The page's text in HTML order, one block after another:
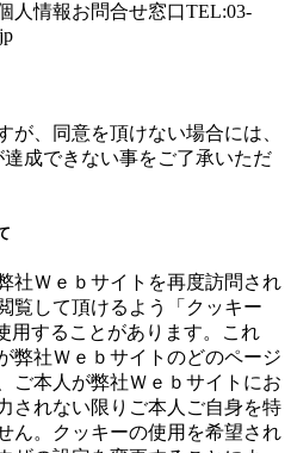
情報お問合せ窓口TEL:03-
が、同意を頂けない場合には、
成できない事をご了承いただ
社Ｗｅｂサイトを再度訪問され
覧して頂けるよう「クッキー
用することがあります。これ
弊社Ｗｅｂサイトのどのページ
ご本人が弊社Ｗｅｂサイトにお
されない限りご本人ご自身を特
ん。クッキーの使用を希望され